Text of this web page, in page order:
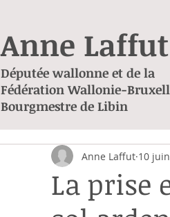
Anne Laffut
Députée wallonne et de la
Fédération Wallonie-
Bourgmestre de Libin
La prise
Anne Laffut 10